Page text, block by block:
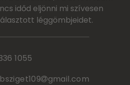
időd eljönni mi szívesen
léggömbjeidet.
1055
gmail.com